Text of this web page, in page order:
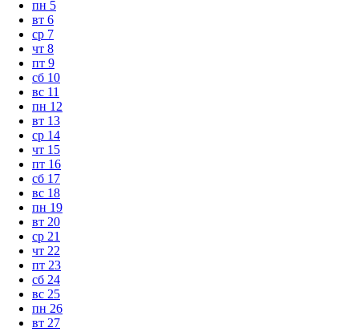
пн 5
вт 6
ср 7
чт 8
пт 9
сб 10
вс 11
пн 12
вт 13
ср 14
чт 15
пт 16
сб 17
вс 18
пн 19
вт 20
ср 21
чт 22
пт 23
сб 24
вс 25
пн 26
вт 27